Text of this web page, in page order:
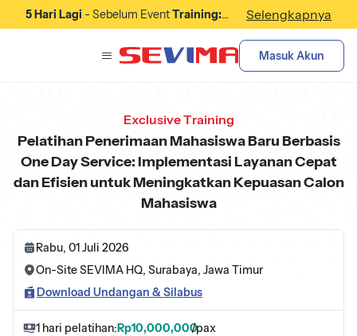
5 Hari Lagi - Sebelum EventTraining:
Pelatihan Membangun Kerjasama
dengan Industri: Strategi Partnership
untuk Program Magang dan Penyerapan
Selengkapnya
Masuk Akun
Exclusive Training
Pelatihan Penerimaan Mahasiswa Baru Berbasis
One Day Service: Implementasi Layanan Cepat
dan Efisien untuk Meningkatkan Kepuasan Calon
Mahasiswa
Rabu, 01 Juli 2026
On-Site SEVIMA HQ, Surabaya, Jawa Timur
Download Undangan & Silabus
1 hari pelatihan:Rp10,000,000/pax